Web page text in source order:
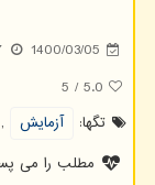
1400/03/05
5.0
/
5
تگها:
آزمایش ,
مطلب را می